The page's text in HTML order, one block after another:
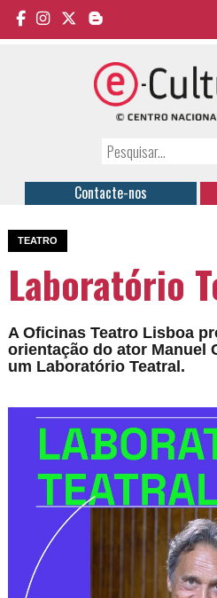
Contacte-nos
TEATRO
Laboratório
A Oficinas Teatro Lisboa
orientação do ator Manuel
um Laboratório Teatral.